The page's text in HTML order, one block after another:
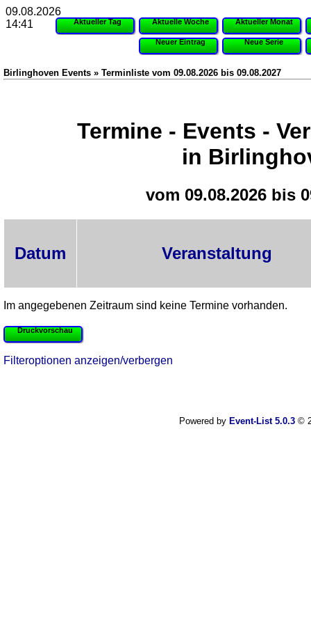
Aktueller Tag Aktuelle Woche Aktueller Monat
Neuer Eintrag Neue Serie
Birlinghoven Events » Terminliste vom 09.08.2026 bis 09.08.2027
Termine - Events -
in
vom 09.08.2026 bis
Datum Veranstaltung
Im angegebenen Zeitraum sind keine Termine vorhanden.
Druckvorschau
Filteroptionen anzeigen/verbergen
Powered by Event-List 5.0.3©
09.08.2026
14:41